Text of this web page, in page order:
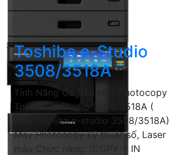
Toshiba e-Studio
3508/3518A
Tính Năng Cơ Bản Máy Photocopy
Toshiba e-Studio 3508/3518A (
Máy toshiba e-studio 3508/3518A)
Máy Photocopy kỹ thuật số, Laser
màu Chức năng: (COPY + IN